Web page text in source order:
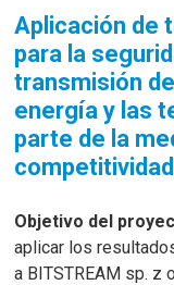
Aplicación de
para la
transmisión
energía y las
parte de la
Objetivo del
aplicar los
a BITSTREAM sp. z